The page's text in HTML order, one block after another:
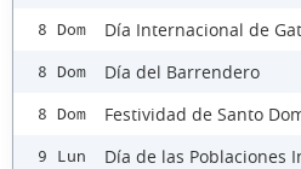
8 Dom Día Internacional de
8 Dom Día del Barrendero
8 Dom Festividad de Santo
9 Lun Día de las Poblaciones